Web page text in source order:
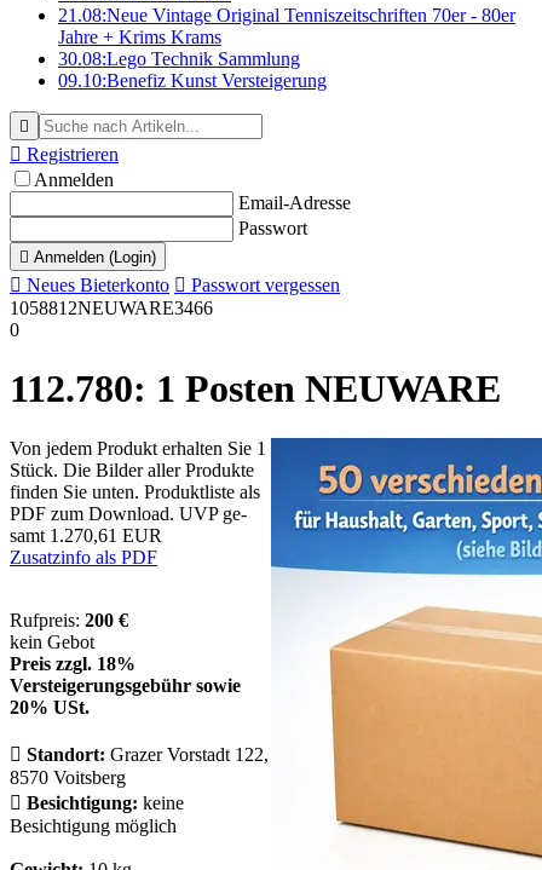
21.08:Neue Vintage Original Tenniszeitschriften 70er - 80er
Jahre + Krims Krams
30.08:Lego Technik Sammlung
09.10:Benefiz Kunst Versteigerung

 Registrieren
Anmelden
Email-Adresse
Passwort
 Anmelden (Login)
 Neues Bieterkonto  Passwort vergessen
1058812NEUWARE3466
0
112.780: 1 Posten NEU­WA­RE
Von je­dem Pro­dukt er­hal­ten Sie 1
Stück. Die Bil­der al­ler Pro­duk­te
fin­den Sie un­ten. Pro­dukt­lis­te als
PDF zum Down­load. UVP ge­
samt 1.270,61 EUR
Zusatzinfo als PDF
Rufpreis: 200 €
kein Gebot
Preis zzgl. 18%
Versteigerungsgebühr sowie
20% USt.
 Standort: Grazer Vorstadt 122,
8570 Voitsberg
 Besichtigung: keine
Besichtigung möglich